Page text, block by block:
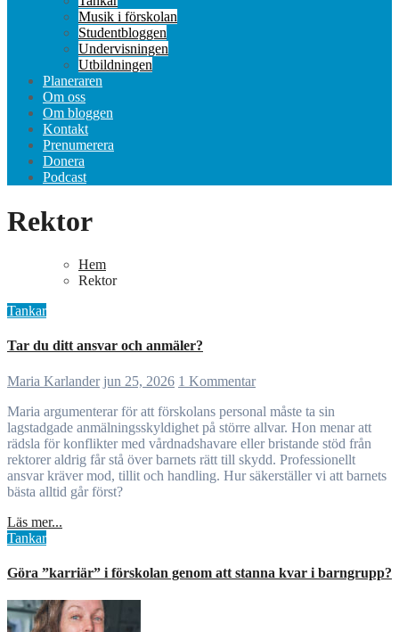
Musik i förskolan
Studentbloggen
Undervisningen
Utbildningen
Planeraren
Om oss
Om bloggen
Kontakt
Prenumerera
Donera
Podcast
Rektor
Hem
Rektor
Tankar
Tar du ditt ansvar och anmäler?
Maria Karlander jun 25, 2026 1 Kommentar
Maria argumenterar för att förskolans personal måste ta sin
lagstadgade anmälningsskyldighet på större allvar. Hon menar att
rädsla för konflikter med vårdnadshavare eller bristande stöd från
rektorer aldrig får stå över barnets rätt till skydd. Professionellt
ansvar kräver mod, tillit och handling. Hur säkerställer vi att barnets
bästa alltid går först?
Läs mer...
Tankar
Göra ”karriär” i förskolan genom att stanna kvar i barngrupp?